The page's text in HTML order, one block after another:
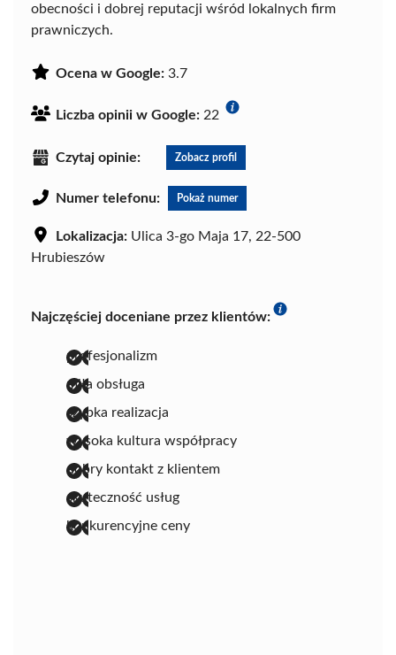
obecności i dobrej reputacji wśród lokalnych firm
prawniczych.
Ocena w Google: 3.7
Liczba opinii w Google: 22
Czytaj opinie: Zobacz profil
Numer telefonu: Pokaż numer
Lokalizacja: Ulica 3-go Maja 17, 22-500
Hrubieszów
Najczęściej doceniane przez klientów:
profesjonalizm
miła obsługa
szybka realizacja
wysoka kultura współpracy
dobry kontakt z klientem
skuteczność usług
konkurencyjne ceny